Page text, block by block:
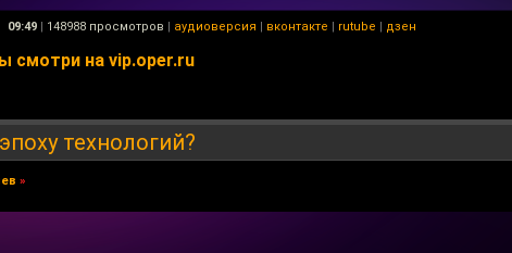
09:49 | 148988 просмотров | аудиоверсия | вконтакте | rutube | дзен
смотри на vip.oper.ru
технологий?
»